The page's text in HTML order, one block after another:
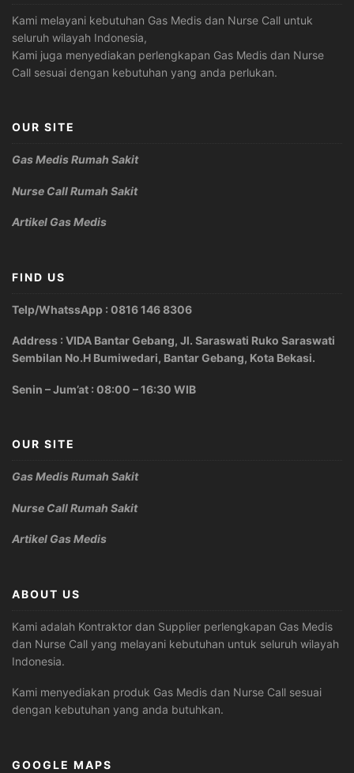
Kami melayani kebutuhan Gas Medis dan Nurse Call untuk
seluruh wilayah Indonesia,
Kami juga menyediakan perlengkapan Gas Medis dan Nurse
Call sesuai dengan kebutuhan yang anda perlukan.
OUR SITE
Gas Medis Rumah Sakit
Nurse Call Rumah Sakit
Artikel Gas Medis
FIND US
Telp/WhatssApp : 0816 146 8306
Address : VIDA Bantar Gebang, Jl. Saraswati Ruko Saraswati
Sembilan No.H Bumiwedari, Bantar Gebang, Kota Bekasi.
Senin – Jum’at : 08:00 – 16:30 WIB
OUR SITE
Gas Medis Rumah Sakit
Nurse Call Rumah Sakit
Artikel Gas Medis
ABOUT US
Kami adalah Kontraktor dan Supplier perlengkapan Gas Medis
dan Nurse Call yang melayani kebutuhan untuk seluruh wilayah
Indonesia.
Kami menyediakan produk Gas Medis dan Nurse Call sesuai
dengan kebutuhan yang anda butuhkan.
GOOGLE MAPS